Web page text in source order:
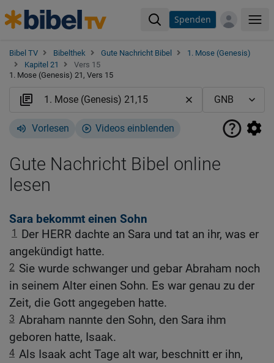
Spenden
Bibel TV Bibelthek Gute Nachricht Bibel
1. Mose (Genesis)
Kapitel 21
Vers 15
1. Mose (Genesis) 21, Vers 15
Vorlesen Videos einblenden
Gute Nachricht Bibel online
lesen
Sara bekommt einen Sohn
1
Der HERR dachte an Sara und tat an ihr, was er
angekündigt hatte.
2 Sie wurde schwanger und gebar Abraham noch
in seinem Alter einen Sohn. Es war genau zu der
Zeit, die Gott angegeben hatte.
3 Abraham nannte den Sohn, den Sara ihm
geboren hatte, Isaak.
4 Als Isaak acht Tage alt war, beschnitt er ihn,